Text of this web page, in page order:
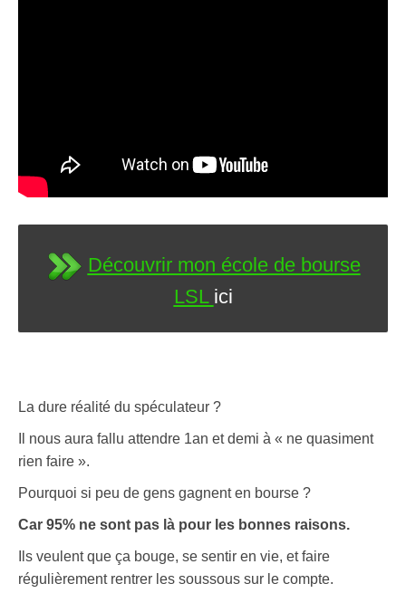
Découvrir mon école de bourse
LSL ici
La dure réalité du spéculateur ?
Il nous aura fallu attendre 1an et demi à « ne quasiment
rien faire ».
Pourquoi si peu de gens gagnent en bourse ?
Car 95% ne sont pas là pour les bonnes raisons.
Ils veulent que ça bouge, se sentir en vie, et faire
régulièrement rentrer les soussous sur le compte.